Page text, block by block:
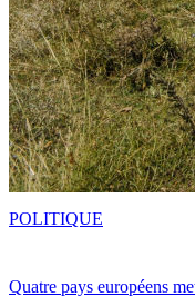
Quatre pays européens
POLITIQUE